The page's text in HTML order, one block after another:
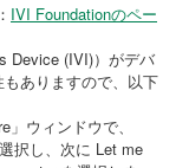
IVI Foundationのペー
Device (IVI)）がデバ
ありますので、以下
ウィンドウで、
択し、次に Let me